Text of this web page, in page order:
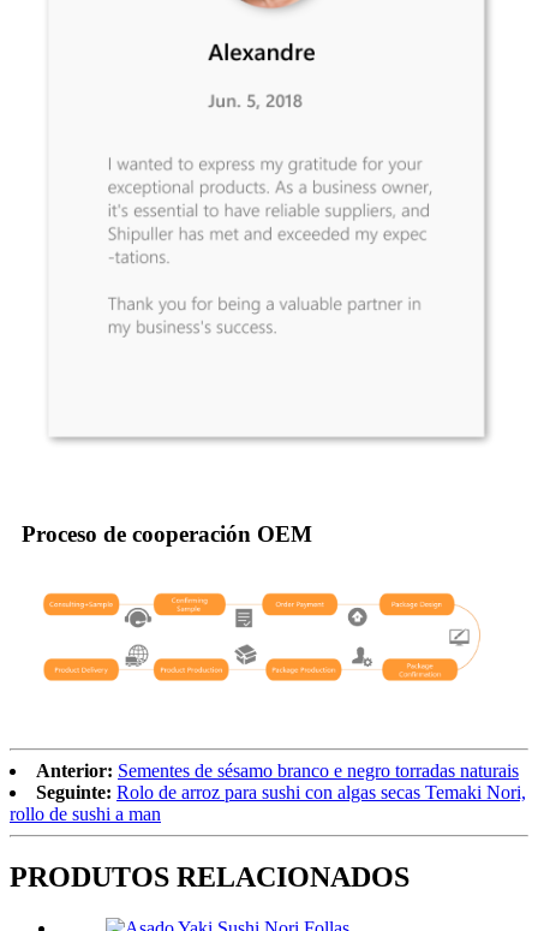
Proceso de cooperación OEM
Anterior: Sementes de sésamo branco e negro torradas naturais
Seguinte: Rolo de arroz para sushi con algas secas Temaki Nori,
rollo de sushi a man
PRODUTOS RELACIONADOS